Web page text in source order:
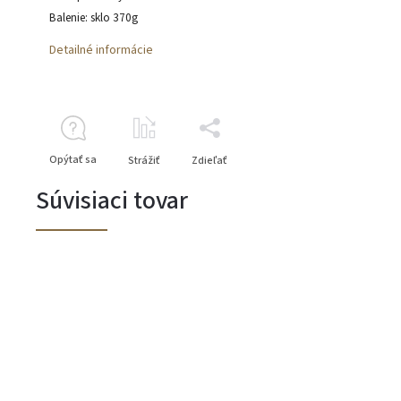
Balenie: sklo 370g
Detailné informácie
Opýtať sa Strážiť Zdieľať
Súvisiaci tovar